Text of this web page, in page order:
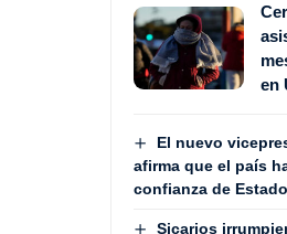
en
El nuevo
afirma que el país
confianza de
Sicarios